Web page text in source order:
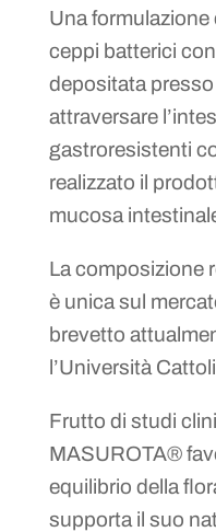
Una
ceppi batterici
depositata presso
attraversare
gastroresistenti
realizzato il
mucosa
La composizione
è unica sul
brevetto
l’Università
Frutto di studi
MASUROTA®
equilibrio della
supporta il suo